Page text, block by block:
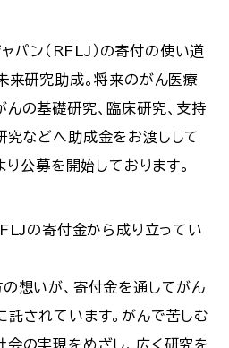
ャパン（RFLJ）の寄付の使い道
来研究助成。将来のがん医療
の基礎研究、臨床研究、支持
などへ助成金をお渡しして
公募を開始しております。
の寄付金から成り立ってい
想いが、寄付金を通してがん
されています。がんで苦しむ
会の実現をめざし、広く研究を